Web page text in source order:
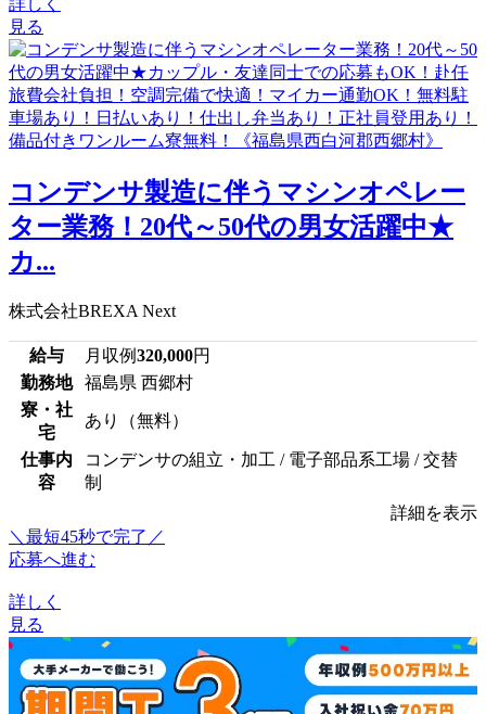
見る
コンデンサ製造に伴うマシンオペレー
ター業務！20代～50代の男女活躍中★
カ...
株式会社BREXA Next
給与 月収例320,000円
勤務地
福島県 西郷村
寮・社
宅
あり（無料）
仕事内
容
コンデンサの組立・加工 / 電子部品系工場 / 交替
制
詳細を表示
＼最短45秒で完了／
応募へ進む
詳しく
見る